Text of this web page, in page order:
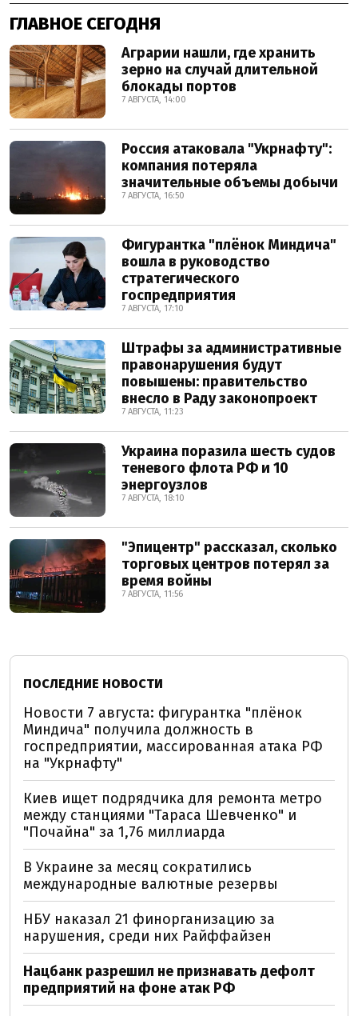
ГЛАВНОЕ СЕГОДНЯ
Аграрии нашли, где хранить
зерно на случай длительной
блокады портов
7 АВГУСТА, 14:00
Россия атаковала "Укрнафту":
компания потеряла
значительные объемы добычи
7 АВГУСТА, 16:50
Фигурантка "плёнок Миндича"
вошла в руководство
стратегического
госпредприятия
7 АВГУСТА, 17:10
Штрафы за административные
правонарушения будут
повышены: правительство
внесло в Раду законопроект
7 АВГУСТА, 11:23
Украина поразила шесть судов
теневого флота РФ и 10
энергоузлов
7 АВГУСТА, 18:10
"Эпицентр" рассказал, сколько
торговых центров потерял за
время войны
7 АВГУСТА, 11:56
ПОСЛЕДНИЕ НОВОСТИ
Новости 7 августа: фигурантка "плёнок
Миндича" получила должность в
госпредприятии, массированная атака РФ
на "Укрнафту"
Киев ищет подрядчика для ремонта метро
между станциями "Тараса Шевченко" и
"Почайна" за 1,76 миллиарда
В Украине за месяц сократились
международные валютные резервы
НБУ наказал 21 финорганизацию за
нарушения, среди них Райффайзен
Нацбанк разрешил не признавать дефолт
предприятий на фоне атак РФ